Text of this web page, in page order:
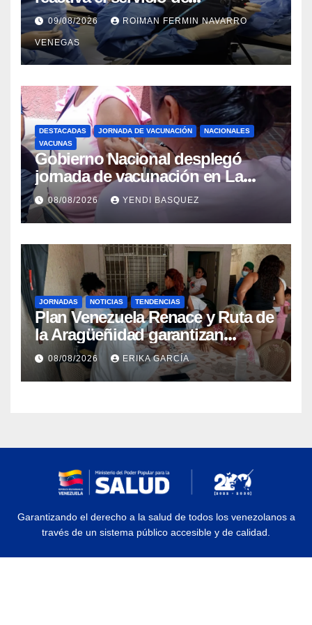
Colangiopancreatografía
Retrógrada Endoscópica para
beneficiar a cientos de pacientes
09/08/2026 ROIMAN FERMIN NAVARRO
VENEGAS
DESTACADAS JORNADA DE VACUNACIÓN
NACIONALES
VACUNAS
Gobierno Nacional desplegó
jornada de vacunación en La
Guaira para garantizar protección
epidemiológica
08/08/2026 YENDI BASQUEZ
JORNADAS NOTICIAS TENDENCIAS
Plan Venezuela Renace y Ruta de
la Aragüeñidad garantizan
atención médica integral en
Aragua
08/08/2026 ERIKA GARCÍA
Garantizando el derecho a la salud de todos los venezolanos a
través de un sistema público accesible y de calidad.